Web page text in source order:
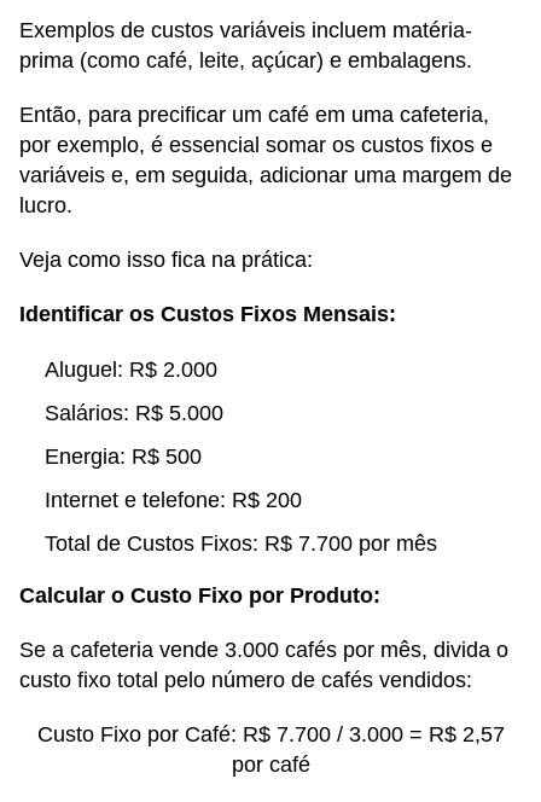
Exemplos de custos variáveis incluem matéria-
prima (como café, leite, açúcar) e embalagens.
Então, para precificar um café em uma cafeteria,
por exemplo, é essencial somar os custos fixos e
variáveis e, em seguida, adicionar uma margem de
lucro.
Veja como isso fica na prática:
Identificar os Custos Fixos Mensais:
Aluguel: R$ 2.000
Salários: R$ 5.000
Energia: R$ 500
Internet e telefone: R$ 200
Total de Custos Fixos: R$ 7.700 por mês
Calcular o Custo Fixo por Produto:
Se a cafeteria vende 3.000 cafés por mês, divida o
custo fixo total pelo número de cafés vendidos:
Custo Fixo por Café: R$ 7.700 / 3.000 = R$ 2,57
por café